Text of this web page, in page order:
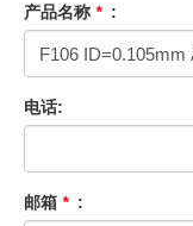
产品名称 * :
电话:
邮箱 * :